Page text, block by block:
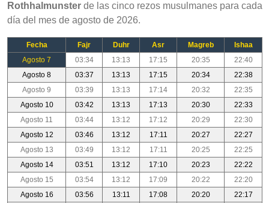
Rothhalmunster de las cinco rezos musulmanes para cada
día del mes de agosto de 2026.
Fecha Fajr Duhr Asr Magreb
Ishaa
Agosto 7
03:34 13:13 17:15 20:35
22:40
Agosto 8
03:37 13:13 17:15 20:34
22:38
Agosto 9
03:39 13:13 17:14 20:32
22:35
Agosto 10
03:42 13:13 17:13 20:30
22:33
Agosto 11
03:44 13:12 17:12 20:29
22:30
Agosto 12
03:46 13:12 17:11 20:27
22:27
Agosto 13
03:49 13:12 17:11 20:25
22:25
Agosto 14
03:51 13:12 17:10 20:23
22:22
Agosto 15
03:54 13:12 17:09 20:22
22:20
Agosto 16
03:56 13:11 17:08 20:20
22:17